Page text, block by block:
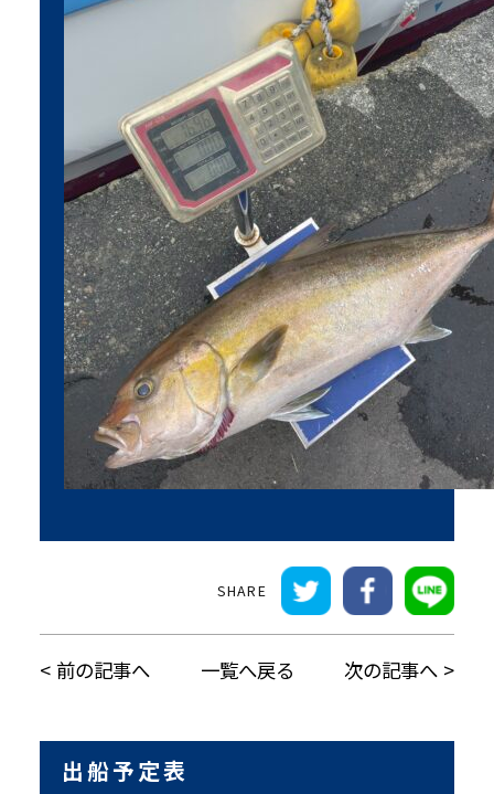
前の記事へ 一覧へ戻る 次の記事へ
出船予定表